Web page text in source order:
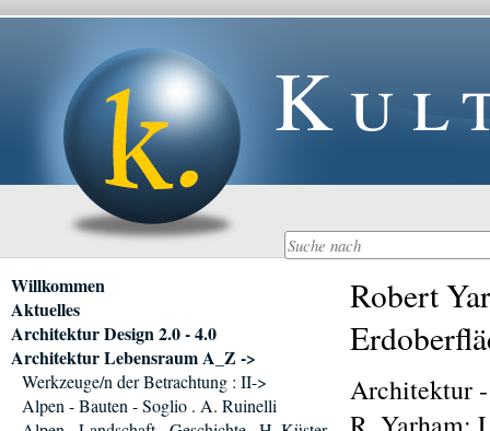
Robert
Architektur
Navigation
überspringen
Willkommen
Aktuelles
Architektur Design 2.0 - 4.0
Architektur Lebensraum A_Z ->
Werkzeuge/n der Betrachtung : II->
Alpen - Bauten - Soglio . A. Ruinelli